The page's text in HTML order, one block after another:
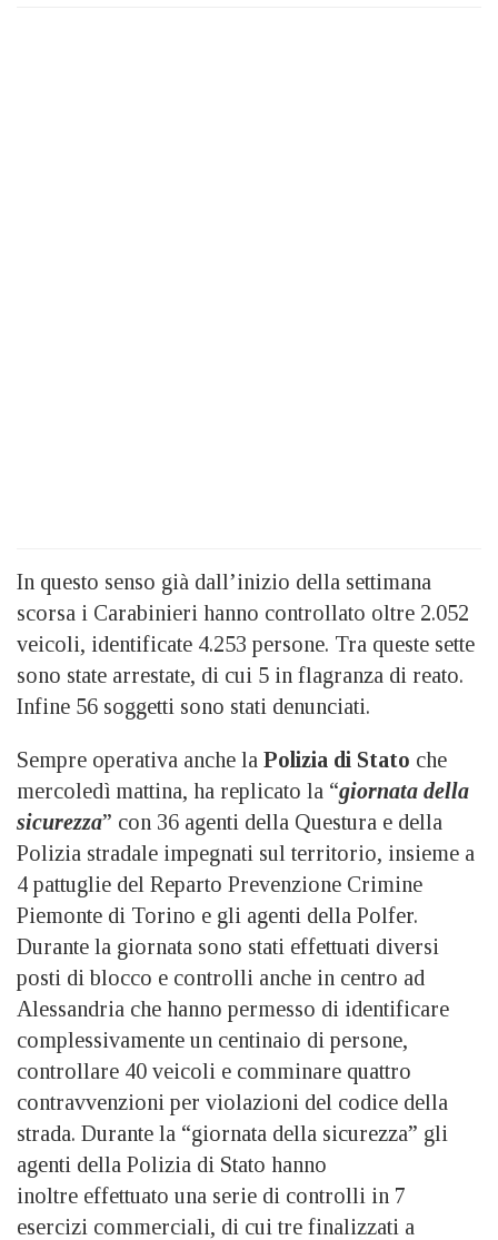
In questo senso già dall’inizio della settimana
scorsa i Carabinieri hanno controllato oltre 2.052
veicoli, identificate 4.253 persone. Tra queste sette
sono state arrestate, di cui 5 in flagranza di reato.
Infine 56 soggetti sono stati denunciati.
Sempre operativa anche la Polizia di Stato che
mercoledì mattina, ha replicato la “giornata della
sicurezza” con 36 agenti della Questura e della
Polizia stradale impegnati sul territorio, insieme a
4 pattuglie del Reparto Prevenzione Crimine
Piemonte di Torino e gli agenti della Polfer.
Durante la giornata sono stati effettuati diversi
posti di blocco e controlli anche in centro ad
Alessandria che hanno permesso di identificare
complessivamente un centinaio di persone,
controllare 40 veicoli e comminare quattro
contravvenzioni per violazioni del codice della
strada. Durante la “giornata della sicurezza” gli
agenti della Polizia di Stato hanno
inoltre effettuato una serie di controlli in 7
esercizi commerciali, di cui tre finalizzati a